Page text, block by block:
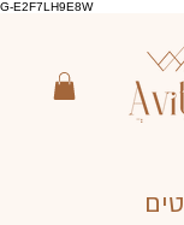
G-E2F7LH9E8W